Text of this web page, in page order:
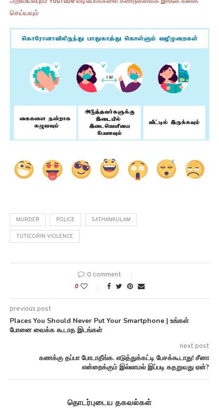
செய்யவும்
MURDER POLICE SATHANKULAM
TUTICORIN VIOLENCE
0 comment
0
previous post
Places You Should Never Put Your Smartphone | உங்கள்
போனை வைக்க கூடாத இடங்கள்
next post
கணக்கு தப்பா போடாதீங்க. எடுத்துக்கட்டி பேசக்கூடாது! சீனா
என்றைக்கும் இல்லாமல் இப்படி கதறுவது ஏன்?
தொடர்புடைய தகவல்கள்